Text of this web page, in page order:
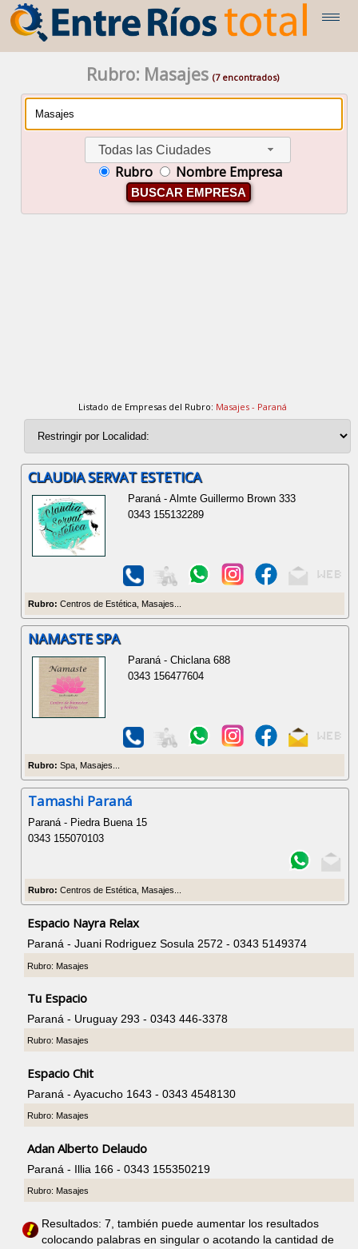
Rubro: Masajes (7 encontrados)
Todas las Ciudades
Rubro Nombre Empresa
BUSCAR EMPRESA
Listado de Empresas del Rubro: Masajes - Paraná
CLAUDIA SERVAT ESTETICA
Paraná - Almte Guillermo Brown 333
0343 155132289
Rubro: Centros de Estética, Masajes...
NAMASTE SPA
Paraná - Chiclana 688
0343 156477604
Rubro: Spa, Masajes...
Tamashi Paraná
Paraná - Piedra Buena 15
0343 155070103
Rubro: Centros de Estética, Masajes...
Espacio Nayra Relax
Paraná - Juani Rodriguez Sosula 2572 - 0343 5149374
Rubro: Masajes
Tu Espacio
Paraná - Uruguay 293 - 0343 446-3378
Rubro: Masajes
Espacio Chit
Paraná - Ayacucho 1643 - 0343 4548130
Rubro: Masajes
Adan Alberto Delaudo
Paraná - Illia 166 - 0343 155350219
Rubro: Masajes
Resultados: 7, también puede aumentar los resultados
colocando palabras en singular o acotando la cantidad de